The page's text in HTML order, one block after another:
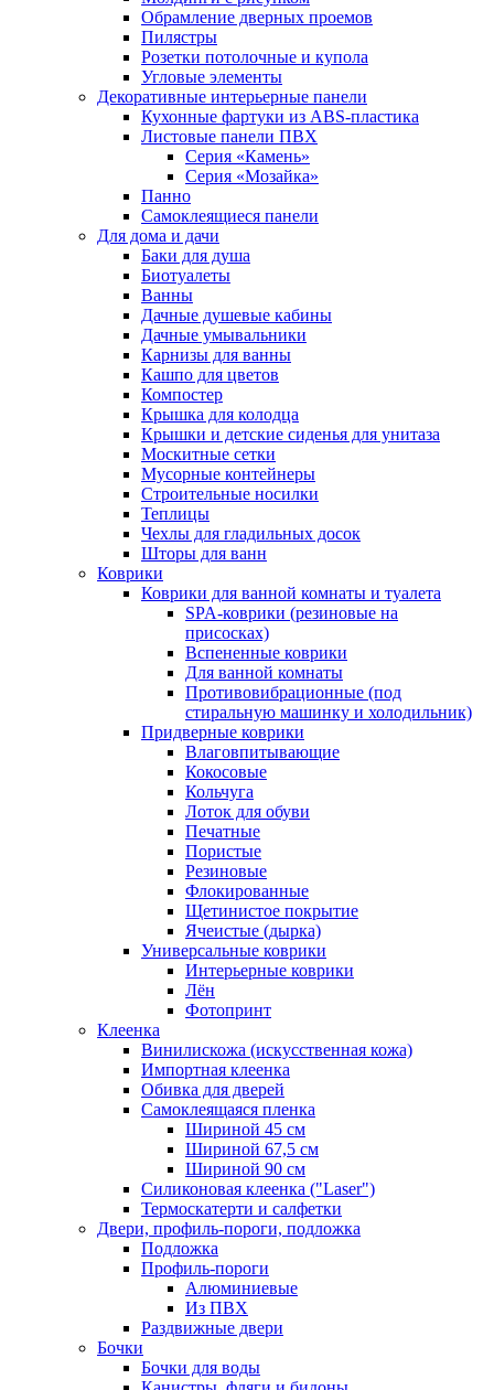
Обрамление дверных проемов
Пилястры
Розетки потолочные и купола
Угловые элементы
Декоративные интерьерные панели
Кухонные фартуки из ABS-пластика
Листовые панели ПВХ
Серия «Камень»
Серия «Мозайка»
Панно
Самоклеящиеся панели
Для дома и дачи
Баки для душа
Биотуалеты
Ванны
Дачные душевые кабины
Дачные умывальники
Карнизы для ванны
Кашпо для цветов
Компостер
Крышка для колодца
Крышки и детские сиденья для унитаза
Москитные сетки
Мусорные контейнеры
Строительные носилки
Теплицы
Чехлы для гладильных досок
Шторы для ванн
Коврики
Коврики для ванной комнаты и туалета
SPA-коврики (резиновые на
присосках)
Вспененные коврики
Для ванной комнаты
Противовибрационные (под
стиральную машинку и холодильник)
Придверные коврики
Влаговпитывающие
Кокосовые
Кольчуга
Лоток для обуви
Печатные
Пористые
Резиновые
Флокированные
Щетинистое покрытие
Ячеистые (дырка)
Универсальные коврики
Интерьерные коврики
Лён
Фотопринт
Клеенка
Винилискожа (искусственная кожа)
Импортная клеенка
Обивка для дверей
Самоклеящаяся пленка
Шириной 45 см
Шириной 67,5 см
Шириной 90 см
Силиконовая клеенка ("Laser")
Термоскатерти и салфетки
Двери, профиль-пороги, подложка
Подложка
Профиль-пороги
Алюминиевые
Из ПВХ
Раздвижные двери
Бочки
Бочки для воды